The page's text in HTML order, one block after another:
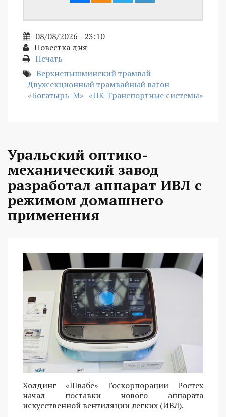
08/08/2026 - 23:10
Повестка дня
Печать
Верхнепышминский трамвай
Двухсекционный трамвайный вагон
«Богатырь-М» «ПК Транспортные системы»
Уральский оптико-
механический завод
разработал аппарат ИВЛ с
режимом домашнего
применения
Холдинг «Швабе» Госкорпорации Ростех
начал поставки нового аппарата
искусственной вентиляции легких (ИВЛ).